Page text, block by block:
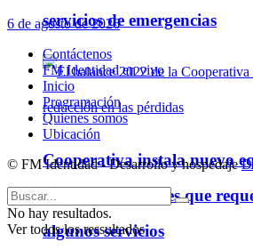
servicios de emergencias
Cooperativa instala nuevo
telecomunicaciones que
algunos servicios
6 de agosto de 2026
Contáctenos
FM Identidad en vivo
Inicio
Programación
Quienes somos
Ubicación
© FM Identidad - Desarrollo y hospedaje
No hay resultados.
Ver todos los ressultados